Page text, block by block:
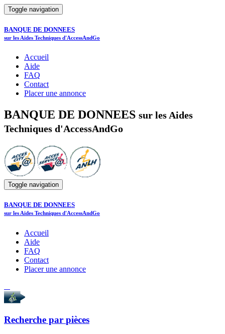
Toggle navigation
BANQUE DE DONNEES
sur les Aides Techniques d'AccessAndGo
Accueil
Aide
FAQ
Contact
Placer une annonce
BANQUE DE DONNEES sur les Aides
Techniques d'AccessAndGo
Toggle navigation
BANQUE DE DONNEES
sur les Aides Techniques d'AccessAndGo
Accueil
Aide
FAQ
Contact
Placer une annonce
Recherche par pièces